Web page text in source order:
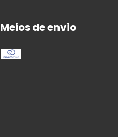
Meios de envio